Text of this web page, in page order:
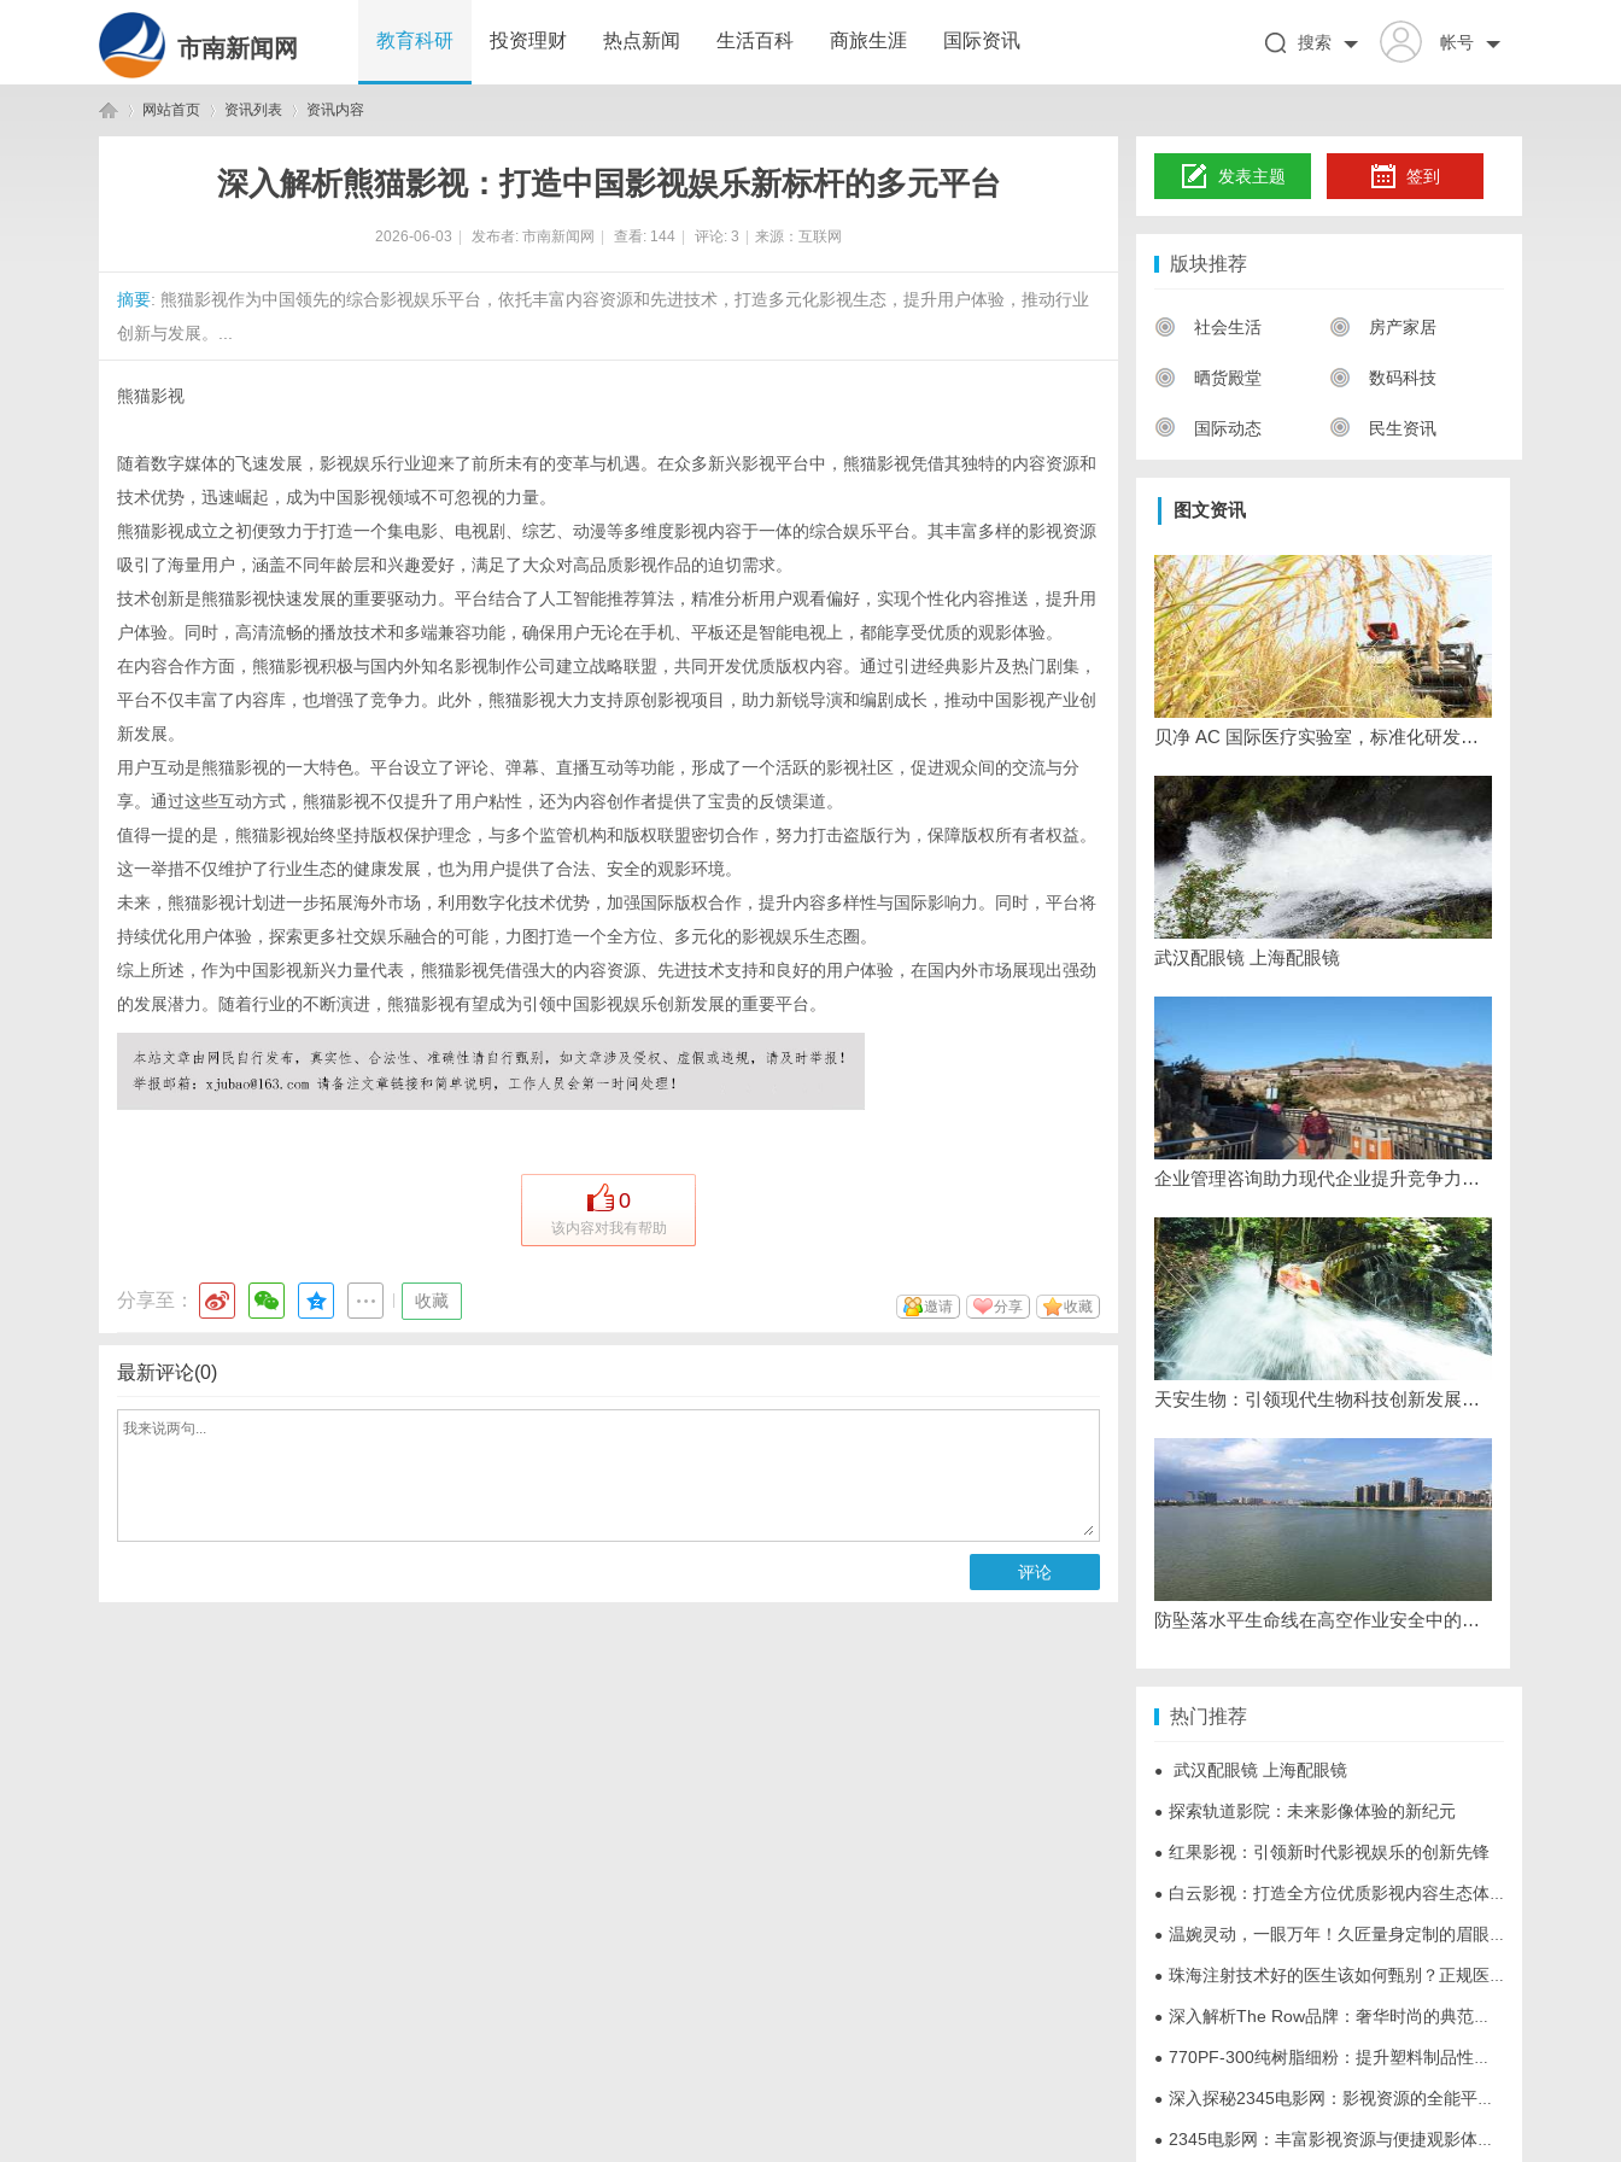
市南新闻网 教育科研 投资理财 热点新闻 生活百科 商旅生涯 国际资讯 帐号
搜索
网站首页 资讯列表 资讯内容
深入解析熊猫影视：打造中国影视娱乐新标杆的多元平台
2026-06-03 发布者: 市南新闻网 查看: 144 评论: 3 来源：互联网
摘要: 熊猫影视作为中国领先的综合影视娱乐平台，依托丰富内容资源和先进技术，打造多元化影视生态，提升用户体验，推动行业
创新与发展。...
熊猫影视
随着数字媒体的飞速发展，影视娱乐行业迎来了前所未有的变革与机遇。在众多新兴影视平台中，熊猫影视凭借其独特的内容资源和
技术优势，迅速崛起，成为中国影视领域不可忽视的力量。
熊猫影视成立之初便致力于打造一个集电影、电视剧、综艺、动漫等多维度影视内容于一体的综合娱乐平台。其丰富多样的影视资源
吸引了海量用户，涵盖不同年龄层和兴趣爱好，满足了大众对高品质影视作品的迫切需求。
技术创新是熊猫影视快速发展的重要驱动力。平台结合了人工智能推荐算法，精准分析用户观看偏好，实现个性化内容推送，提升用
户体验。同时，高清流畅的播放技术和多端兼容功能，确保用户无论在手机、平板还是智能电视上，都能享受优质的观影体验。
在内容合作方面，熊猫影视积极与国内外知名影视制作公司建立战略联盟，共同开发优质版权内容。通过引进经典影片及热门剧集，
平台不仅丰富了内容库，也增强了竞争力。此外，熊猫影视大力支持原创影视项目，助力新锐导演和编剧成长，推动中国影视产业创
新发展。
用户互动是熊猫影视的一大特色。平台设立了评论、弹幕、直播互动等功能，形成了一个活跃的影视社区，促进观众间的交流与分
享。通过这些互动方式，熊猫影视不仅提升了用户粘性，还为内容创作者提供了宝贵的反馈渠道。
值得一提的是，熊猫影视始终坚持版权保护理念，与多个监管机构和版权联盟密切合作，努力打击盗版行为，保障版权所有者权益。
这一举措不仅维护了行业生态的健康发展，也为用户提供了合法、安全的观影环境。
未来，熊猫影视计划进一步拓展海外市场，利用数字化技术优势，加强国际版权合作，提升内容多样性与国际影响力。同时，平台将
持续优化用户体验，探索更多社交娱乐融合的可能，力图打造一个全方位、多元化的影视娱乐生态圈。
综上所述，作为中国影视新兴力量代表，熊猫影视凭借强大的内容资源、先进技术支持和良好的用户体验，在国内外市场展现出强劲
的发展潜力。随着行业的不断演进，熊猫影视有望成为引领中国影视娱乐创新发展的重要平台。
0
该内容对我有帮助
分享至： 收藏 收藏
分享
邀请
最新评论(0)
评论
发表主题 签到
版块推荐
社会生活 房产家居
晒货殿堂 数码科技
国际动态 民生资讯
图文资讯
贝净 AC 国际医疗实验室，标准化研发体系全解析
武汉配眼镜 上海配眼镜
企业管理咨询助力现代企业提升竞争力的实践与策略
天安生物：引领现代生物科技创新发展的先锋企业
防坠落水平生命线在高空作业安全中的关键作用与应用解析
热门推荐
● 武汉配眼镜 上海配眼镜
● 探索轨道影院：未来影像体验的新纪元
● 红果影视：引领新时代影视娱乐的创新先锋
● 白云影视：打造全方位优质影视内容生态体系的先锋力量
● 温婉灵动，一眼万年！久匠量身定制的眉眼唇，才是你整张脸的点睛之笔！淡颜系女生的气质加分项
● 珠海注射技术好的医生该如何甄别？正规医美医师资质核查指南
● 深入解析The Row品牌：奢华时尚的典范与设计哲学
● 770PF-300纯树脂细粉：提升塑料制品性能的新选择
● 深入探秘2345电影网：影视资源的全能平台解析
● 2345电影网：丰富影视资源与便捷观影体验的最佳选择